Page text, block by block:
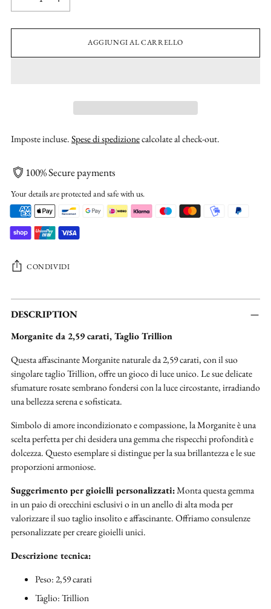
AGGIUNGI AL CARRELLO
Imposte incluse.Spese di spedizionecalcolate al check-out.
100% Secure payments
Your details are protected and safe with us.
CONDIVIDI
Aggiungere
un
al
carrello...
DESCRIPTION
Morganite da 2,59 carati, Taglio Trillion
Questa affascinante Morganite naturale da 2,59 carati, con il suo
singolare taglio Trillion, offre un gioco di luce unico. Le sue delicate
sfumature rosate sembrano fondersi con la luce circostante, irradiando
una bellezza serena e sofisticata.
Simbolo di amore incondizionato e compassione, la Morganite è una
scelta perfetta per chi desidera una gemma che rispecchi profondità e
dolcezza. Questo esemplare si distingue per la sua brillantezza e le sue
proporzioni armoniose.
Suggerimento per gioielli personalizzati:Monta questa gemma
in un paio di orecchini esclusivi o in un anello di alta moda per
valorizzare il suo taglio insolito e affascinante. Offriamo consulenze
personalizzate per creare gioielli unici.
Descrizione tecnica:
Peso: 2,59 carati
Taglio: Trillion